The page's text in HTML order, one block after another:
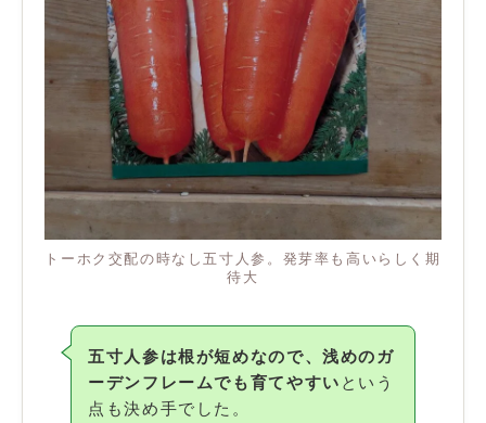
トーホク交配の時なし五寸人参。発芽率も高いらしく期
待大
五寸人参は根が短めなので、浅めのガ
ーデンフレームでも育てやすい という
点も決め手でした。